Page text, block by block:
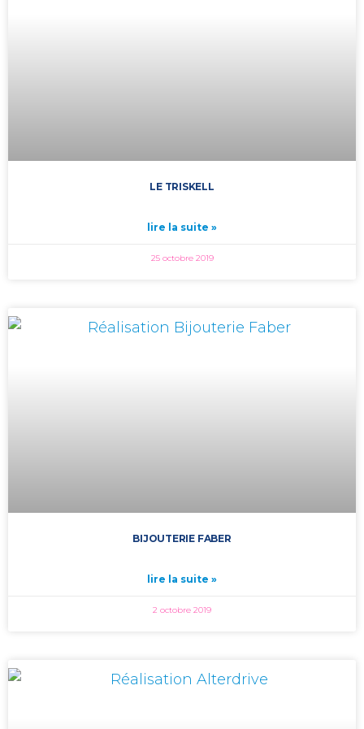
LE TRISKELL
lire la suite »
25 octobre 2019
BIJOUTERIE FABER
lire la suite »
2 octobre 2019